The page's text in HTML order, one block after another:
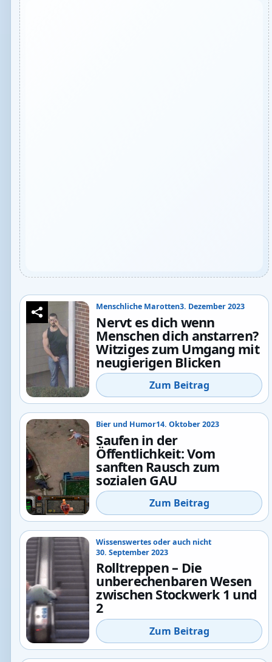
Menschliche Marotten3. Dezember 2023
Nervt es dich wenn
Menschen dich anstarren?
Witziges zum Umgang mit
neugierigen Blicken
Zum Beitrag
Bier und Humor14. Oktober 2023
Saufen in der
Öffentlichkeit: Vom
sanften Rausch zum
sozialen GAU
Zum Beitrag
Wissenswertes oder auch nicht
30. September 2023
Rolltreppen – Die
unberechenbaren Wesen
zwischen Stockwerk 1 und
2
Zum Beitrag